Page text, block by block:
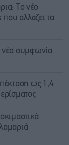
Το νέο
αλλάζει τα
νέα συμφωνία
ως 1,4